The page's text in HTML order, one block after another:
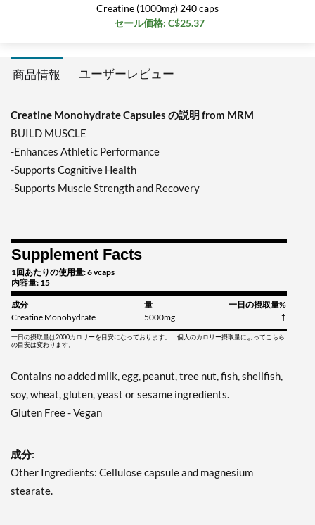
Creatine (1000mg) 240 caps
セール価格: C$25.37
商品情報 ユーザーレビュー
Creatine Monohydrate Capsules の説明 from MRM
BUILD MUSCLE
-Enhances Athletic Performance
-Supports Cognitive Health
-Supports Muscle Strength and Recovery
Supplement Facts
1回あたりの使用量: 6 vcaps
内容量: 15
成分 量
一日の摂取量%
Creatine Monohydrate
5000mg †
一日の摂取量は2000カロリーを目安になっております。 個人のカロリー摂取量によってこちら
の目安は変わります。
Contains no added milk, egg, peanut, tree nut, fish, shellfish,
soy, wheat, gluten, yeast or sesame ingredients.
Gluten Free - Vegan
成分:
Other Ingredients: Cellulose capsule and magnesium
stearate.